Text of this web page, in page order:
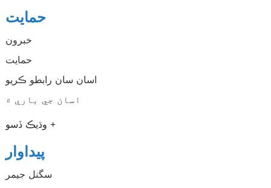
حمايت
خبرون
حمايت
اسان سان رابطو ڪريو
اسان جي باري ۾
وڌيڪ ڏسو
پيداوار
سگنل جيمر